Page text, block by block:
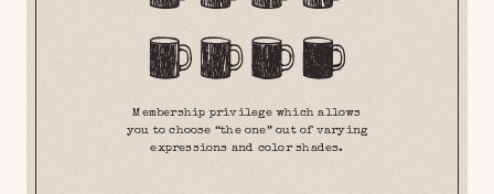
Membership privilege which allows
you to choose “the one” out of varying
expressions and color shades.